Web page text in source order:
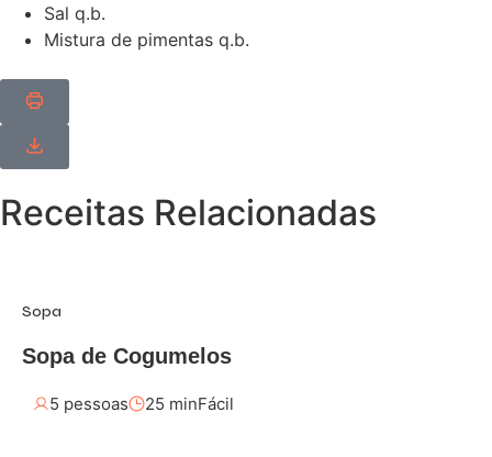
Sal q.b.
Mistura de pimentas q.b.
Receitas Relacionadas
Sopa
Sopa de Cogumelos
5 pessoas 25 minFácil